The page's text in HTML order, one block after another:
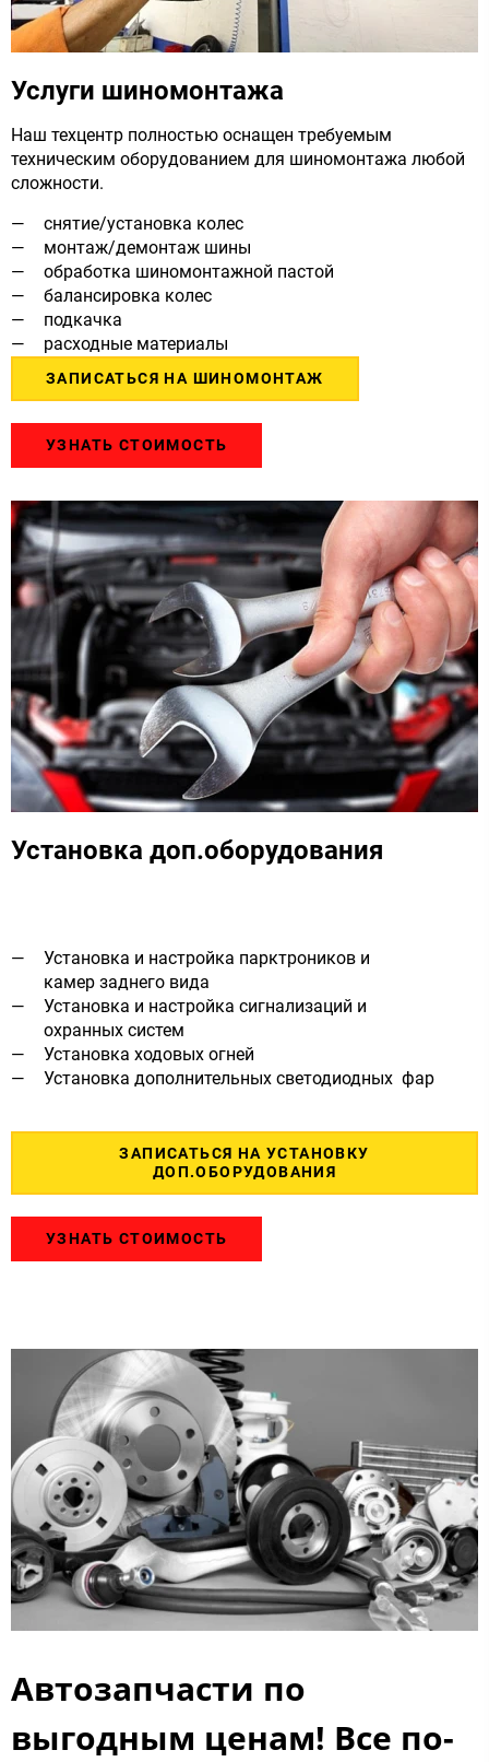
Услуги шиномонтажа
Наш техцентр полностью оснащен требуемым
техническим оборудованием для шиномонтажа любой
сложности.
снятие/установка колес
монтаж/демонтаж шины
обработка шиномонтажной пастой
балансировка колес
подкачка
расходные материалы
ЗАПИСАТЬСЯ НА ШИНОМОНТАЖ
УЗНАТЬ СТОИМОСТЬ
Установка доп.оборудования
Установка и настройка парктроников и
камер заднего вида
Установка и настройка сигнализаций и
охранных систем
Установка ходовых огней
Установка дополнительных светодиодных фар
ЗАПИСАТЬСЯ НА УСТАНОВКУ
ДОП.ОБОРУДОВАНИЯ
УЗНАТЬ СТОИМОСТЬ
Автозапчасти по
выгодным ценам! Все по-